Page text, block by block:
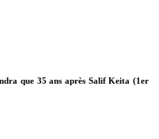
que 35 ans après Salif Keita (1er